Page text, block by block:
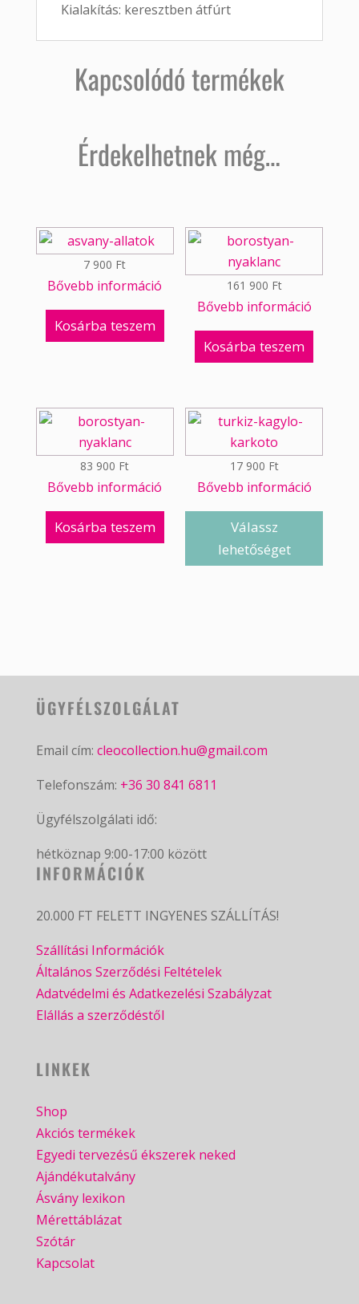
Kialakítás: keresztben átfúrt
Kapcsolódó termékek
Érdekelhetnek még…
7 900 Ft
Bővebb információ
Kosárba teszem
161 900 Ft
Bővebb információ
Kosárba teszem
83 900 Ft
Bővebb információ
Kosárba teszem
17 900 Ft
Bővebb információ
Válassz
lehetőséget
ÜGYFÉLSZOLGÁLAT
Email cím: cleocollection.hu@gmail.com
Telefonszám: +36 30 841 6811
Ügyfélszolgálati idő:
hétköznap 9:00-17:00 között
INFORMÁCIÓK
20.000 FT FELETT INGYENES SZÁLLÍTÁS!
Szállítási Információk
Általános Szerződési Feltételek
Adatvédelmi és Adatkezelési Szabályzat
Elállás a szerződéstől
LINKEK
Shop
Akciós termékek
Egyedi tervezésű ékszerek neked
Ajándékutalvány
Ásvány lexikon
Mérettáblázat
Szótár
Kapcsolat